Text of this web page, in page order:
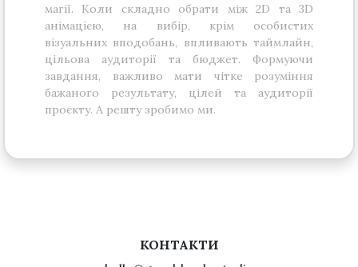
магії. Коли складно обрати між 2D та 3D
анімацією, на вибір, крім особистих
візуальних вподобань, впливають таймлайн,
цільова аудиторії та бюджет. Формуючи
завдання, важливо мати чітке розуміння
бажаного результату, цілей та аудиторії
проєкту. А решту зробимо ми.
КОНТАКТИ